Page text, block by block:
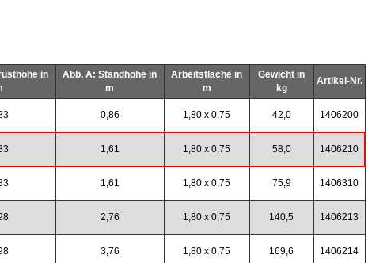
in
Abb. A: Standhöhe in
m
Arbeitsfläche in
m
Gewicht in
kg
Artikel-Nr.
0,86 1,80 x 0,75 42,0 1406200
1,61 1,80 x 0,75 58,0 1406210
1,61 1,80 x 0,75 75,9 1406310
2,76 1,80 x 0,75 140,5 1406213
3,76 1,80 x 0,75 169,6 1406214